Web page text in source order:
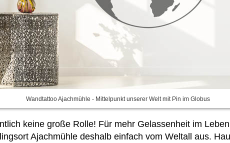
Wandtattoo Ajachmühle - Mittelpunkt unserer Welt mit Pin im Globus
keine große Rolle! Für mehr Gelassenheit im
Ajachmühle deshalb einfach vom Weltall aus.